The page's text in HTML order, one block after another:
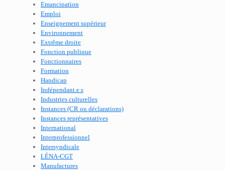
Emancipation
Emploi
Enseignement supérieur
Environnement
Extrême droite
Fonction publique
Fonctionnaires
Formation
Handicap
Indépendant.e.s
Industries culturelles
Instances (CR ou déclarations)
Instances représentatives
International
Interprofessionnel
Intersyndicale
LÉNA-CGT
Manufactures